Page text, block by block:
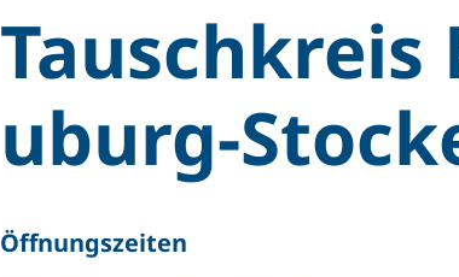
Tauschkreis
uburg-
Öffnungszeiten